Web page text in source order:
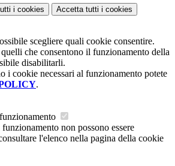
i cookies Accetta tutti i cookies
scegliere quali cookie consentire.
che consentono il funzionamento della
disabilitarli.
i cookie necessari al funzionamento potete
.
non possono essere
l'elenco nella pagina della cookie